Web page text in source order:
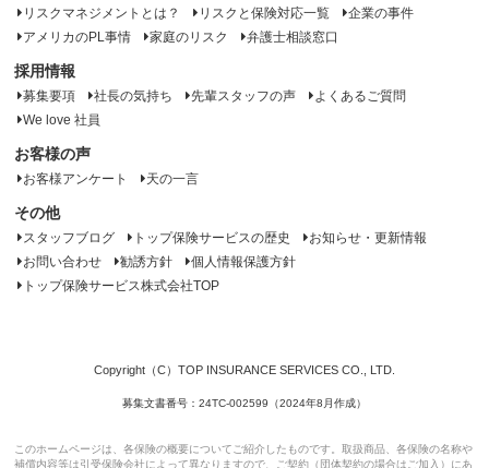
リスクマネジメントとは？ リスクと保険対応一覧
企業の事件
アメリカのPL事情
家庭のリスク 弁護士相談窓口
採用情報
募集要項 社長の気持ち 先輩スタッフの声
よくあるご質問
We love 社員
お客様の声
お客様アンケート 天の一言
その他
スタッフブログ トップ保険サービスの歴史
お知らせ・更新情報
お問い合わせ
勧誘方針
個人情報保護方針
トップ保険サービス株式会社TOP
Copyright（C）TOP INSURANCE SERVICES CO., LTD.
募集文書番号：24TC-002599（2024年8月作成）
このホームページは、各保険の概要についてご紹介したものです。取扱商品、各保険の名称や
補償内容等は引受保険会社によって異なりますので、ご契約（団体契約の場合はご加入）にあ